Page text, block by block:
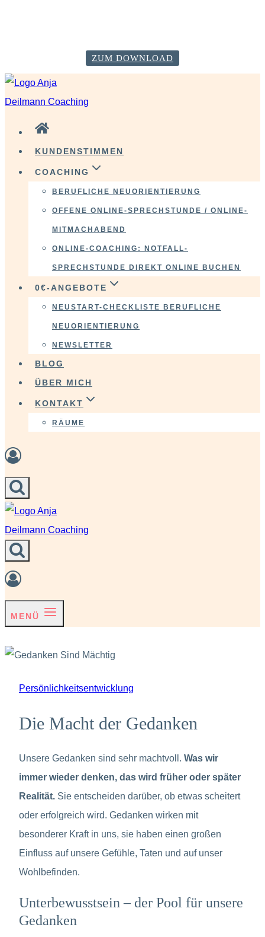
ZUM DOWNLOAD
Zum
Inhalt
KUNDENSTIMMEN
COACHING
BERUFLICHE NEUORIENTIERUNG
OFFENE ONLINE-SPRECHSTUNDE / ONLINE-
MITMACHABEND
ONLINE-COACHING: NOTFALL-
SPRECHSTUNDE DIREKT ONLINE BUCHEN
0€-ANGEBOTE
NEUSTART-CHECKLISTE BERUFLICHE
NEUORIENTIERUNG
NEWSLETTER
BLOG
ÜBER MICH
KONTAKT
RÄUME
MENÜ
Persönlichkeitsentwicklung
Die Macht der Gedanken
Unsere Gedanken sind sehr machtvoll. Was wir
immer wieder denken, das wird früher oder später
Realität. Sie entscheiden darüber, ob etwas scheitert
oder erfolgreich wird. Gedanken wirken mit
besonderer Kraft in uns, sie haben einen großen
Einfluss auf unsere Gefühle, Taten und auf unser
Wohlbefinden.
Unterbewusstsein – der Pool für unsere
Gedanken